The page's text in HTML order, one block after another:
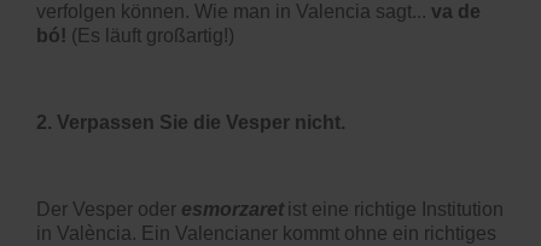
verfolgen können. Wie man in Valencia sagt... va de
bó! (Es läuft großartig!)
2. Verpassen Sie die Vesper nicht.
Der Vesper oder esmorzaret ist eine richtige Institution
in València. Ein Valencianer kommt ohne ein richtiges